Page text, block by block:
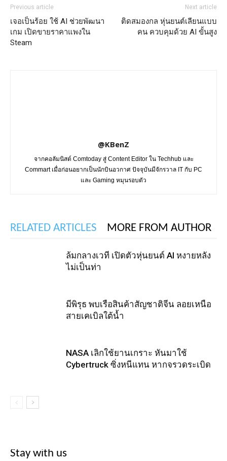
Previous article
เจอเป็นร้อย ใช้ AI ช่วยพัฒนา
เกม เปิดขายราคาแพงใน
Steam
Next article
ติดสมองกล หุ่นยนต์เลียนแบบ
คน ควบคุมด้วย AI ขั้นสูง
@KBenZ
จากคอลัมนิสต์ Comtoday สู่ Content Editor ใน Techhub และ
Commart เมื่อก่อนอยากเป็นนักบินอวกาศ ปัจจุบันมีจักรวาล IT กับ PC
และ Gaming หมุนรอบตัว
RELATED ARTICLES MORE FROM AUTHOR
ล้มกลางเวที เปิดตัวหุ่นยนต์ AI หงายหลัง
ไม่เป็นท่า
มีพิรุธ พบเรือสินค้าสัญชาติจีน ลอยเหนือ
สายเคเบิลใต้น้ำ
NASA เลิกใช้ยานเกราะ หันมาใช้
Cybertruck ซิ่งหนีแทน หากจรวดระเบิด
Stay with us